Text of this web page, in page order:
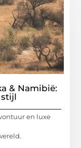
& Namibië:
en luxe